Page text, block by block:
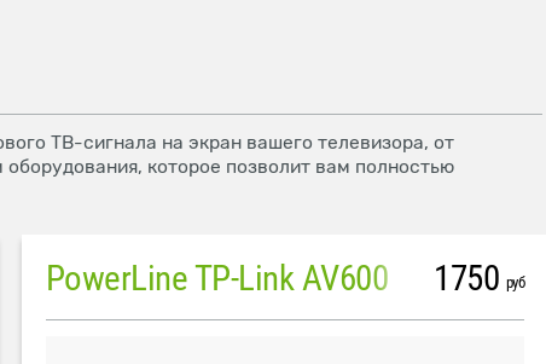
ТВ-сигнала на экран вашего телевизора, от
которое позволит вам полностью
PowerLine TP-Link AV600 1750 руб